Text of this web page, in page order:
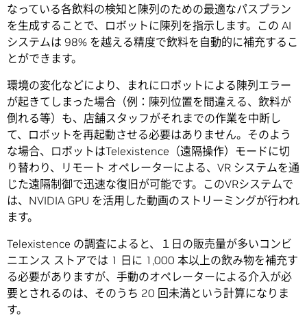
なっている各飲料の検知と陳列のための最適なパスプラン
を生成することで、ロボットに陳列を指示します。この AI
システムは 98% を越える精度で飲料を自動的に補充するこ
とができます。
環境の変化などにより、まれにロボットによる陳列エラー
が起きてしまった場合（例：陳列位置を間違える、飲料が
倒れる等）も、店舗スタッフがそれまでの作業を中断し
て、ロボットを再起動させる必要はありません。そのよう
な場合、ロボットはTelexistence（遠隔操作）モードに切
り替わり、リモート オペレーターによる、VR システムを通
じた遠隔制御で迅速な復旧が可能です。このVRシステムで
は、NVIDIA GPU を活用した動画のストリーミングが行われ
ます。
Telexistence の調査によると、１日の販売量が多いコンビ
ニエンス ストアでは 1 日に 1,000 本以上の飲み物を補充す
る必要がありますが、手動のオペレーターによる介入が必
要とされるのは、そのうち 20 回未満という計算になりま
す。